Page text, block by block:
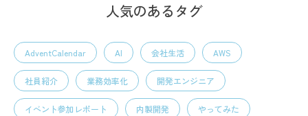
人気のあるタグ
AdventCalendar AI 会社生活 AWS
社員紹介 業務効率化 開発エンジニア
イベント参加レポート 内製開発 やってみた